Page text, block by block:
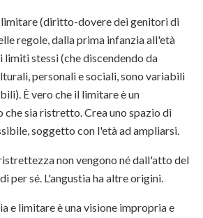
(diritto-dovere dei genitori di
regole, dalla prima infanzia all'età
limiti stessi (che discendendo da
personali e sociali, sono variabili
È vero che il limitare è un
che sia ristretto. Crea uno spazio di
soggetto con l'età ad ampliarsi.
non vengono né dall'atto del
per sé. L'angustia ha altre origini.
e limitare è una visione impropria e